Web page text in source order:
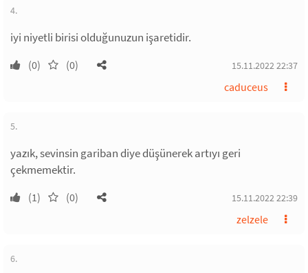
4.
iyi niyetli birisi olduğunuzun işaretidir.
(0) (0) 15.11.2022 22:37
caduceus
5.
yazık, sevinsin gariban diye düşünerek artıyı geri
çekmemektir.
(1) (0) 15.11.2022 22:39
zelzele
6.